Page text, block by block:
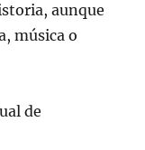
aunque
música o
de